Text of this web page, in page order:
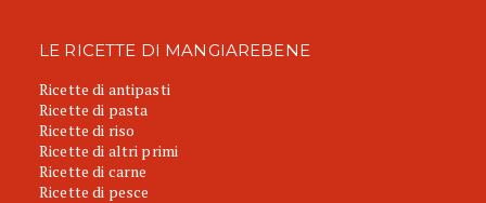
LE RICETTE DI MANGIAREBENE
Ricette di antipasti
Ricette di pasta
Ricette di riso
Ricette di altri primi
Ricette di carne
Ricette di pesce